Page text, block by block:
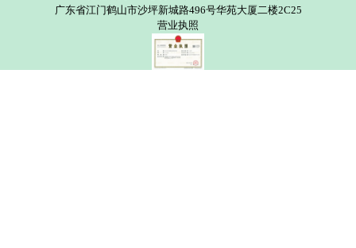
广东省江门鹤山市沙坪新城路496号华苑大厦二楼2C25
营业执照